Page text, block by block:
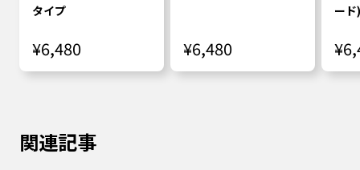
タイプ
¥6,480 ¥6,480
ー
関連記事